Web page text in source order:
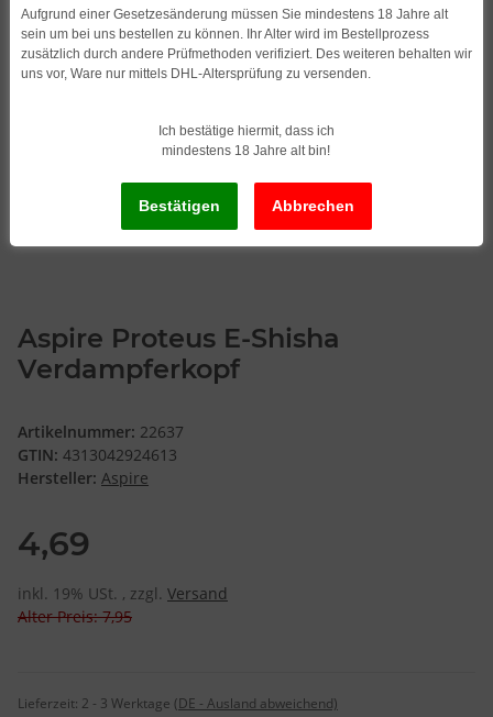
Aspire Proteus E-Shisha
Verdampferkopf
Artikelnummer: 22637
GTIN: 4313042924613
Hersteller: Aspire
4,69
inkl. 19% USt. , zzgl. Versand
Alter Preis: 7,95
Lieferzeit: 2 - 3 Werktage (DE - Ausland abweichend)
Aufgrund einer Gesetzesänderung müssen Sie mindestens 18 Jahre alt
sein um bei uns bestellen zu können. Ihr Alter wird im Bestellprozess
zusätzlich durch andere Prüfmethoden verifiziert. Des weiteren behalten wir
uns vor, Ware nur mittels DHL-Altersprüfung zu versenden.
Ich bestätige hiermit, dass ich
mindestens 18 Jahre alt bin!